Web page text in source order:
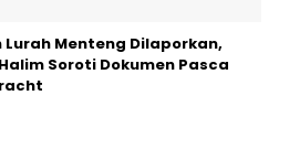
Lurah Menteng Dilaporkan,
Soroti Dokumen Pasca